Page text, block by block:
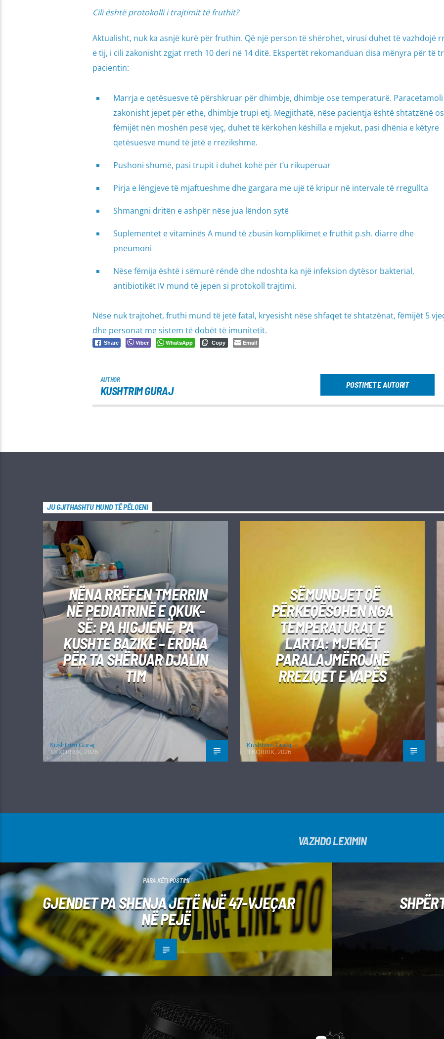
Cili është protokolli i trajtimit të fruthit?
Aktualisht, nuk ka asnjë kurë për fruthin. Që një person të shërohet, virusi duhet të vazhdojë
e tij, i cili zakonisht zgjat rreth 10 deri në 14 ditë. Ekspertët rekomanduan disa mënyra për të
pacientin:
Marrja e qetësuesve të përshkruar për dhimbje, dhimbje ose temperaturë. Paracetamoli
zakonisht jepet për ethe, dhimbje trupi etj. Megjithatë, nëse pacientja është shtatzënë
fëmijët nën moshën pesë vjeç, duhet të kërkohen këshilla e mjekut, pasi dhënia e këtyre
qetësuesve mund të jetë e rrezikshme.
Pushoni shumë, pasi trupit i duhet kohë për t’u rikuperuar
Pirja e lëngjeve të mjaftueshme dhe gargara me ujë të kripur në intervale të rregullta
Shmangni dritën e ashpër nëse jua lëndon sytë
Suplementet e vitaminës A mund të zbusin komplikimet e fruthit p.sh. diarre dhe
pneumoni
Nëse fëmija është i sëmurë rëndë dhe ndoshta ka një infeksion dytësor bakterial,
antibiotikët IV mund të jepen si protokoll trajtimi.
Nëse nuk trajtohet, fruthi mund të jetë fatal, kryesisht nëse shfaqet te shtatzënat, fëmijët 5
dhe personat me sistem të dobët të imunitetit.
Share Viber WhatsApp Copy Email
AUTHOR
KUSHTRIM GURAJ POSTIMET E AUTORIT
JU GJITHASHTU MUND TË PËLQENI
NËNA RRËFEN TMERRIN
NË PEDIATRINË E QKUK-
SË: PA HIGJIENË, PA
KUSHTE BAZIKE – ERDHA
PËR TA SHËRUAR DJALIN
TIM
Kushtrim Guraj
13 KORRIK, 2026
SËMUNDJET QË
PËRKEQËSOHEN NGA
TEMPERATURAT E
LARTA: MJEKËT
PARALAJMËROJNË
RREZIQET E VAPËS
Kushtrim Guraj
3 KORRIK, 2026
VAZHDO LEXIMIN
PARA KËTI POSTIMI
GJENDET PA SHENJA JETË NJË 47-VJEÇAR
NË PEJË